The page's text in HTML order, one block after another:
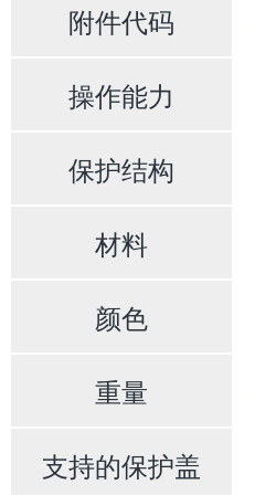
附件代码
操作能力
保护结构
材料
颜色
重量
支持的保护盖